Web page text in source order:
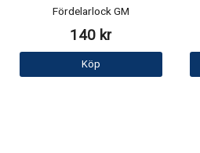
Fördelarlock GM
140 kr
Köp